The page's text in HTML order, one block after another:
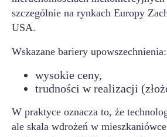
szczególnie na rynkach Europy
USA.
Wskazane bariery upowszechnienia:
wysokie ceny,
trudności w realizacji
W praktyce oznacza to, że
ale skala wdrożeń w